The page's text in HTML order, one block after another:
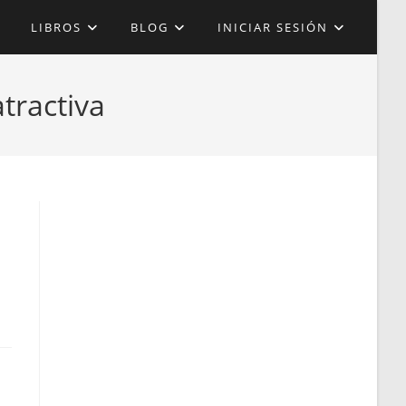
LIBROS BLOG INICIAR SESIÓN